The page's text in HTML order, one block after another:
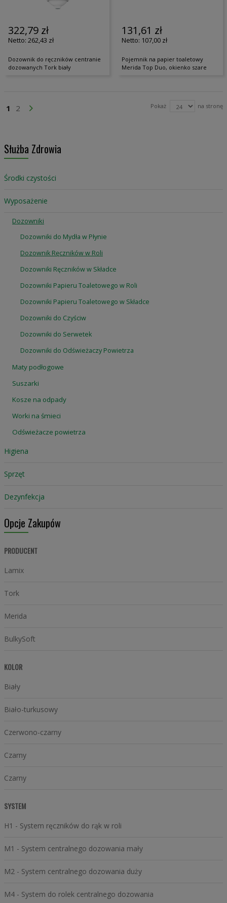
322,79 zł
262,43 zł
Dozownik do ręczników centranie
dozowanych Tork biały
131,61 zł
107,00 zł
Pojemnik na papier toaletowy
Merida Top Duo, okienko szare
Aktualnie czytasz stronę
1 Strona
2 Strona
Przejdź Dalej Pokaż na stronę
Służba Zdrowia
Środki czystości
Wyposażenie
Dozowniki
Dozowniki do Mydła w Płynie
Dozownik Ręczników w Roli
Dozowniki Ręczników w Składce
Dozowniki Papieru Toaletowego w Roli
Dozowniki Papieru Toaletowego w Składce
Dozowniki do Czyściw
Dozowniki do Serwetek
Dozowniki do Odświeżaczy Powietrza
Maty podłogowe
Suszarki
Kosze na odpady
Worki na śmieci
Odświeżacze powietrza
Higiena
Sprzęt
Dezynfekcja
Opcje Zakupów
PRODUCENT
Lamix
Tork
Merida
BulkySoft
KOLOR
Biały
Biało-turkusowy
Czerwono-czarny
Czarny
Czarny
SYSTEM
H1 - System ręczników do rąk w roli
M1 - System centralnego dozowania mały
M2 - System centralnego dozowania duży
M4 - System do rolek centralnego dozowania